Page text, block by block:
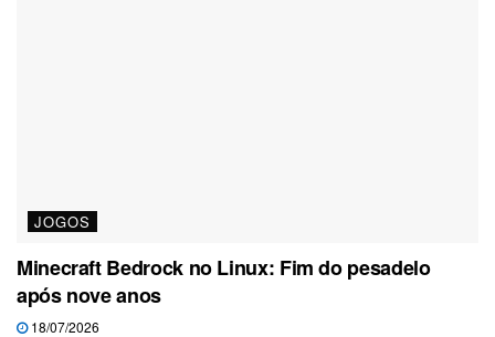
JOGOS
Minecraft Bedrock no Linux: Fim do pesadelo
após nove anos
18/07/2026